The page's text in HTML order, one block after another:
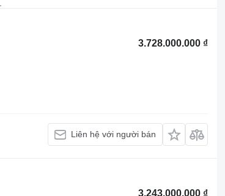
3.728.000.000 ₫
Liên hệ với người bán
3.243.000.000 ₫